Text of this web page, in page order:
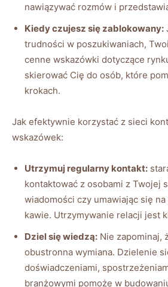
nawiązywać rozmów i
Kiedy czujesz się zablokowany:
trudności w poszukiwaniach,
cenne wskazówki dotyczące
skierować Cię do osób, które
krokach.
Jak efektywnie korzystać z sieci
wskazówek:
Utrzymuj regularny kontakt:
kontaktować z osobami z Twojej
wiadomości czy umawiając się
kawie. Utrzymywanie relacji jest
Dziel się wiedzą: Nie zapominaj,
obustronna wymiana. Dzielenie
doświadczeniami,
branżowymi pomoże w